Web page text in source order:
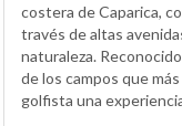
costera de Caparica,
través de altas
naturaleza.
de los campos que
golfista una